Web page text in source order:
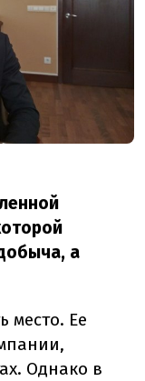
а
место. Ее
Однако в